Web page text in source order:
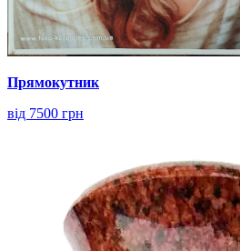
Прямокутник
від 7500 грн